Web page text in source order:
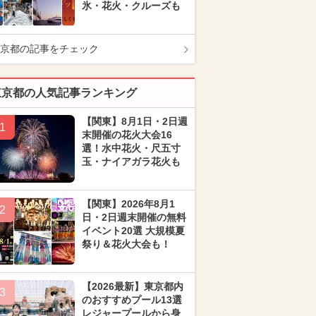
氷・花火・クルーズも
都の記事をチェック
都の人気記事ランキング
1
【関東】8月1日・2日週
末開催の花火大会16
選！水中花火・尺五寸
玉・ナイアガラ花火も
2
【関東】2026年8月1
日・2日週末開催の無料
イベント20選 大規模夏
祭り＆花火大会も！
3
【2026最新】東京都内
のおすすめプール13選
レジャープールから身